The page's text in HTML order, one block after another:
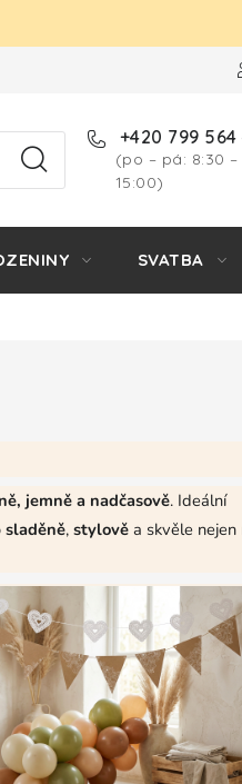
+420 799 564
(po – pá: 8:30 –
15:00)
SVATBA
jemně a nadčasově. Ideální
sladěně, stylově a skvěle nejen